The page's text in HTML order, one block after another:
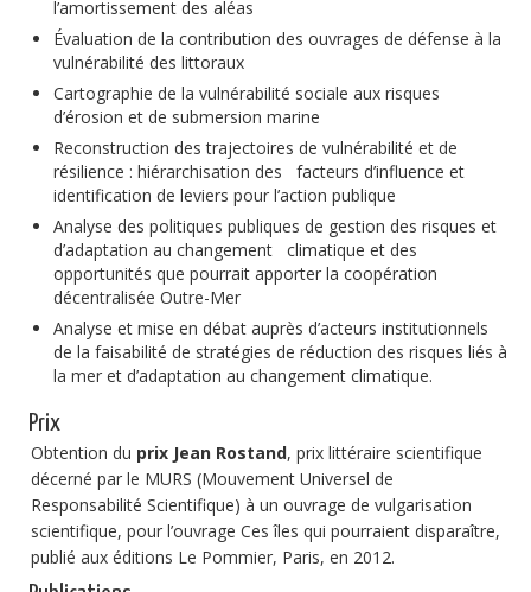
l’amortissement des aléas
Évaluation de la contribution des ouvrages de défense à la
vulnérabilité des littoraux
Cartographie de la vulnérabilité sociale aux risques
d’érosion et de submersion marine
Reconstruction des trajectoires de vulnérabilité et de
résilience : hiérarchisation des facteurs d’influence et
identification de leviers pour l’action publique
Analyse des politiques publiques de gestion des risques et
d’adaptation au changement climatique et des
opportunités que pourrait apporter la coopération
décentralisée Outre-Mer
Analyse et mise en débat auprès d’acteurs institutionnels
de la faisabilité de stratégies de réduction des risques liés à
la mer et d’adaptation au changement climatique.
Prix
Obtention du prix Jean Rostand, prix littéraire scientifique
décerné par le MURS (Mouvement Universel de
Responsabilité Scientifique) à un ouvrage de vulgarisation
scientifique, pour l’ouvrage Ces îles qui pourraient disparaître,
publié aux éditions Le Pommier, Paris, en 2012.